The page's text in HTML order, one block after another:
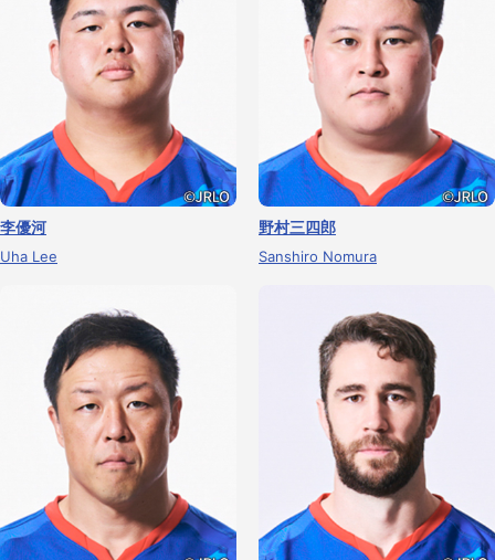
李優河
Uha Lee
野村三四郎
Sanshiro Nomura